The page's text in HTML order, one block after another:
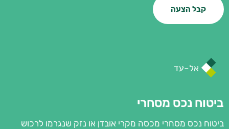
קבל הצעה
ביטוח נכס מסחרי
ביטוח נכס מסחרי מכסה מקרי אובדן או נזק שנגרמו לרכוש